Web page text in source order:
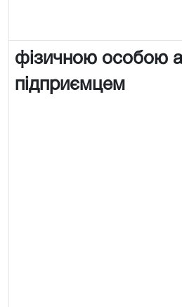
фізичною особою
підприємцем